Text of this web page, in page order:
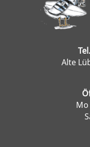
Alte
Mo